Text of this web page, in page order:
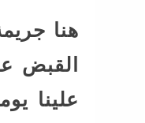
هنا
القبض
علينا